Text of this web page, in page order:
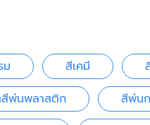
ม สีเคมี
สีพ่นพลาสติก
สีพ่น